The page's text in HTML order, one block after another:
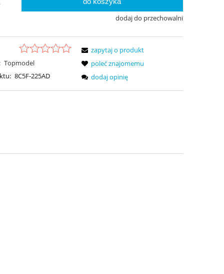
dodaj do przechowalni
Topmodel
8C5F-225AD
zapytaj o produkt
poleć znajomemu
dodaj opinię